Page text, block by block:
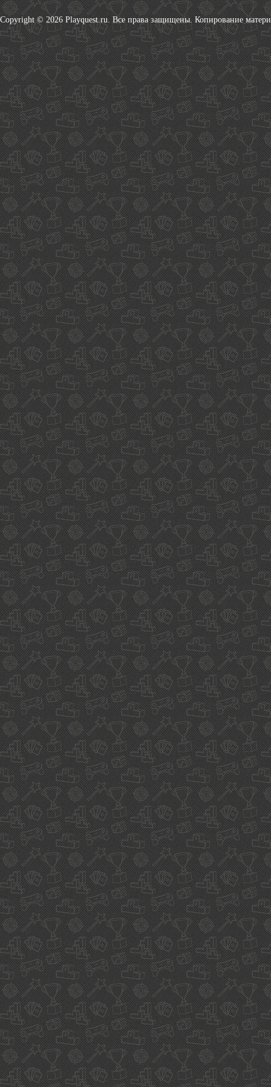
Copyright © 2026 Playquest.ru. Все права защищены. Копирование